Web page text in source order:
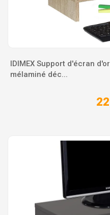
IDIMEX Support d'écran
mélaminé déc...